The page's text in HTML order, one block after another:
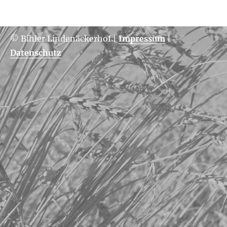
© Bihler Lindenäckerhof|Impressum|
Datenschutz